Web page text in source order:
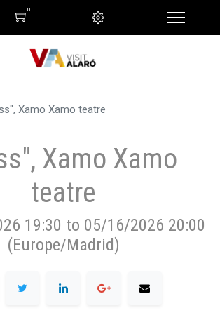
0
Xamo Xamo teatre
Xamo Xamo
teatre
19:30 to 05/16/2026 20:00
(Europe/Madrid)